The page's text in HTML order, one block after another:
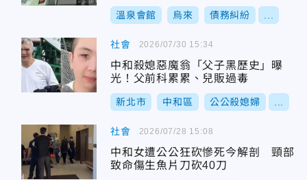
溫泉會館 烏來 債務糾紛
社會
中和殺媳惡魔翁「父子黑歷史」曝
光！父前科累累、兒販過毒
新北市 中和區 公公殺媳婦
2026/07/30 15:34
社會
中和女遭公公狂砍慘死今解剖 頸部
致命傷生魚片刀砍40刀
2026/07/28 15:08